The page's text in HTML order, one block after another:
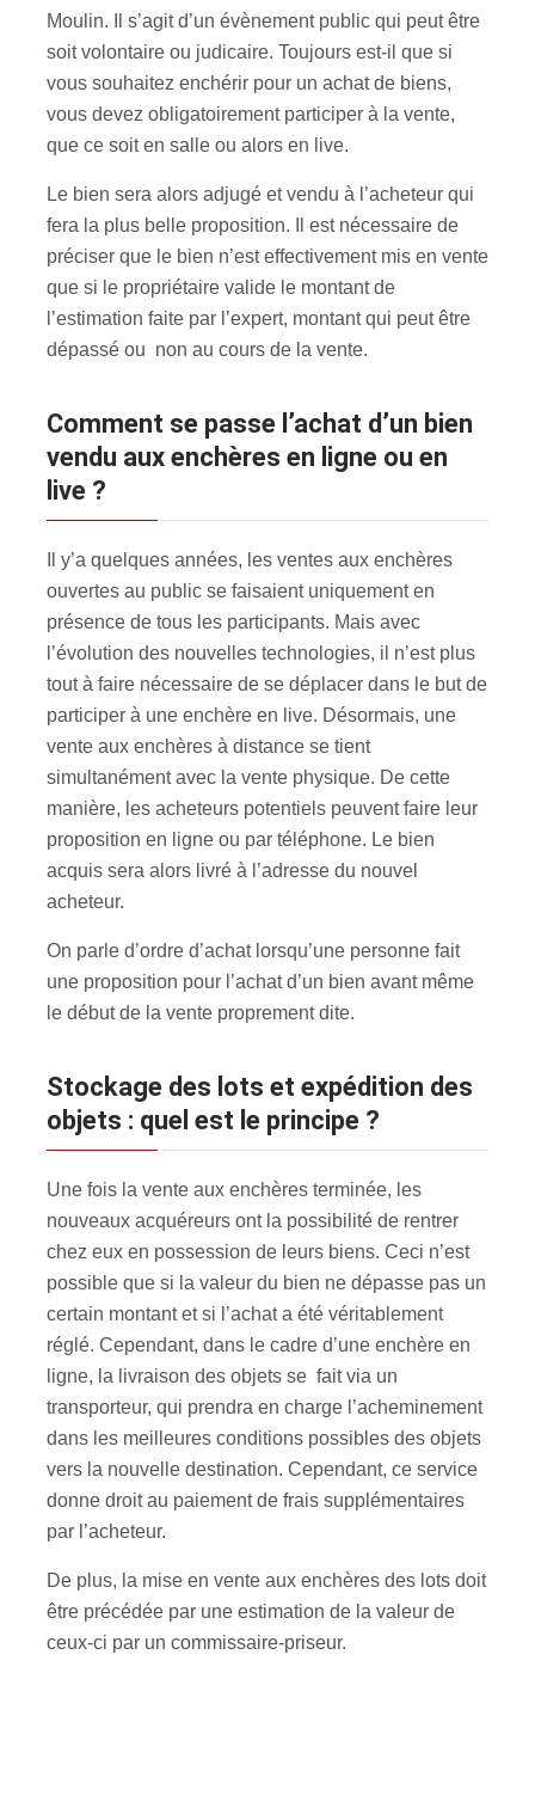
Moulin. Il s’agit d’un évènement public qui peut être
soit volontaire ou judicaire. Toujours est-il que si
vous souhaitez enchérir pour un achat de biens,
vous devez obligatoirement participer à la vente,
que ce soit en salle ou alors en live.
Le bien sera alors adjugé et vendu à l’acheteur qui
fera la plus belle proposition. Il est nécessaire de
préciser que le bien n’est effectivement mis en vente
que si le propriétaire valide le montant de
l’estimation faite par l’expert, montant qui peut être
dépassé ou non au cours de la vente.
Comment se passe l’achat d’un bien
vendu aux enchères en ligne ou en
live ?
Il y’a quelques années, les ventes aux enchères
ouvertes au public se faisaient uniquement en
présence de tous les participants. Mais avec
l’évolution des nouvelles technologies, il n’est plus
tout à faire nécessaire de se déplacer dans le but de
participer à une enchère en live. Désormais, une
vente aux enchères à distance se tient
simultanément avec la vente physique. De cette
manière, les acheteurs potentiels peuvent faire leur
proposition en ligne ou par téléphone. Le bien
acquis sera alors livré à l’adresse du nouvel
acheteur.
On parle d’ordre d’achat lorsqu’une personne fait
une proposition pour l’achat d’un bien avant même
le début de la vente proprement dite.
Stockage des lots et expédition des
objets : quel est le principe ?
Une fois la vente aux enchères terminée, les
nouveaux acquéreurs ont la possibilité de rentrer
chez eux en possession de leurs biens. Ceci n’est
possible que si la valeur du bien ne dépasse pas un
certain montant et si l’achat a été véritablement
réglé. Cependant, dans le cadre d’une enchère en
ligne, la livraison des objets se fait via un
transporteur, qui prendra en charge l’acheminement
dans les meilleures conditions possibles des objets
vers la nouvelle destination. Cependant, ce service
donne droit au paiement de frais supplémentaires
par l’acheteur.
De plus, la mise en vente aux enchères des lots doit
être précédée par une estimation de la valeur de
ceux-ci par un commissaire-priseur.